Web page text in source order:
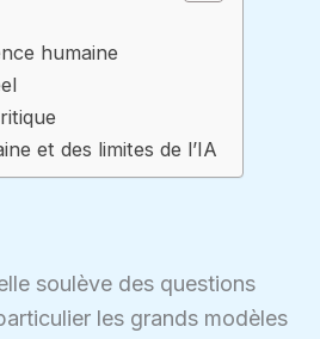
humaine
et des limites de l’IA
soulève des questions
les grands modèles